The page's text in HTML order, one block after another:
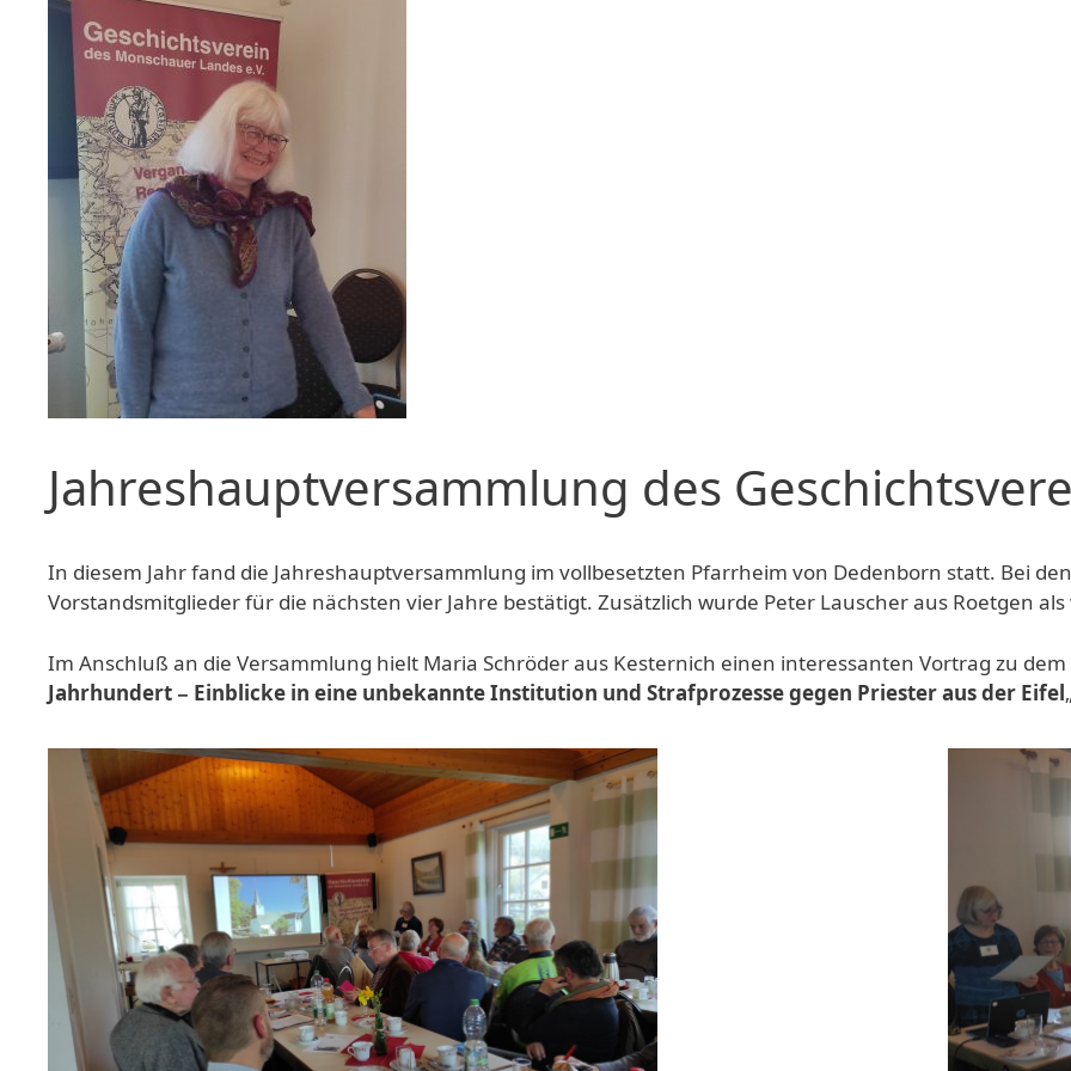
Jahreshauptversammlung des
In diesem Jahr fand die Jahreshauptversammlung im vollbesetzten Pfarrheim von Dedenborn statt. Bei
Vorstandsmitglieder für die nächsten vier Jahre bestätigt. Zusätzlich wurde Peter Lauscher aus Roetgen
Im Anschluß an die Versammlung hielt Maria Schröder aus Kesternich einen interessanten Vortrag zu dem
Jahrhundert − Einblicke in eine unbekannte Institution und Strafprozesse gegen Priester aus der Eifel